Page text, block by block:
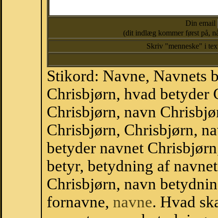
Din email
(dit indlæg kommer først på,
Skriv "menneske" i
Stikord: Navne, Navnets
Chrisbjørn, hvad betyder
Chrisbjørn, navn
Chrisbjørn, Chrisbjørn,
betyder navnet
betyr, betydning af
Chrisbjørn, navn
fornavne, navne. Hvad